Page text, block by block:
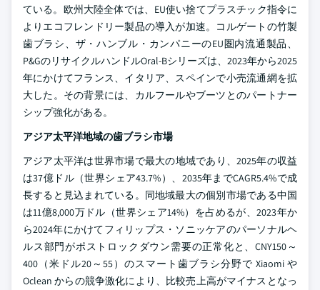
ている。欧州大陸全体では、EU使い捨てプラスチック指令に
よりエコフレンドリー製品の導入が加速。コルゲートの竹製
歯ブラシ、ザ・ハンブル・カンパニーのEU圏内流通製品、
P&GのリサイクルハンドルOral-Bシリーズは、2023年から2025
年にかけてフランス、イタリア、スペインで小売流通網を拡
大した。その背景には、カルフールやブーツとのパートナー
シップ強化がある。
アジア太平洋地域の歯ブラシ市場
アジア太平洋は世界市場で最大の地域であり、2025年の収益
は37億ドル（世界シェア43.7%）、2035年までCAGR5.4%で成
長すると見込まれている。同地域最大の個別市場である中国
は11億8,000万ドル（世界シェア14%）を占めるが、2023年か
ら2024年にかけてフィリップス・ソニッケアのパーソナルヘ
ルス部門がポストロックダウン需要の正常化と、CNY150～
400（米ドル20～55）のスマート歯ブラシ分野で Xiaomi や
Oclean からの競争激化により、比較売上高がマイナスとなっ